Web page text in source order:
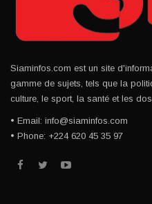
Siaminfos.com est un site
gamme de sujets, tels que la
culture, le sport, la santé et les
• Email: info@siaminfos.com
• Phone: +224 620 45 35 97